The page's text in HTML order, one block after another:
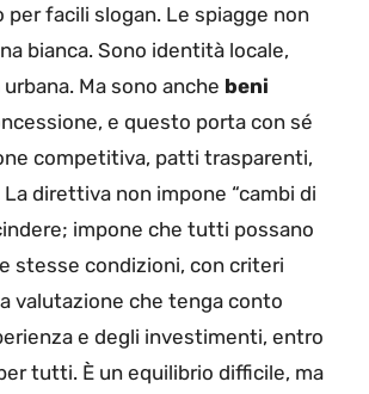
per facili slogan. Le spiagge non
bianca. Sono identità locale,
Ma sono anche beni
e questo porta con sé
competitiva, patti trasparenti,
direttiva non impone “cambi di
impone che tutti possano
stesse condizioni, con criteri
valutazione che tenga conto
e degli investimenti, entro
tutti. È un equilibrio difficile, ma